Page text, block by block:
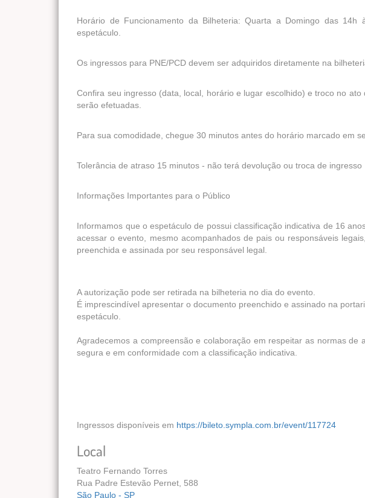
Horário de Funcionamento da Bilheteria: Quarta a Domingo das
espetáculo.
Os ingressos para PNE/PCD devem ser adquiridos diretamente na
Confira seu ingresso (data, local, horário e lugar escolhido) e troco no
serão efetuadas.
Para sua comodidade, chegue 30 minutos antes do horário marcado em
Tolerância de atraso 15 minutos - não terá devolução ou troca de ingresso
Informações Importantes para o Público
Informamos que o espetáculo de possui classificação indicativa de 16
acessar o evento, mesmo acompanhados de pais ou responsáveis
preenchida e assinada por seu responsável legal.
A autorização pode ser retirada na bilheteria no dia do evento.
É imprescindível apresentar o documento preenchido e assinado na
espetáculo.
Agradecemos a compreensão e colaboração em respeitar as normas de
segura e em conformidade com a classificação indicativa.
Ingressos disponíveis em https://bileto.sympla.com.br/event/117724
Local
Teatro Fernando Torres
Rua Padre Estevão Pernet, 588
São Paulo - SP